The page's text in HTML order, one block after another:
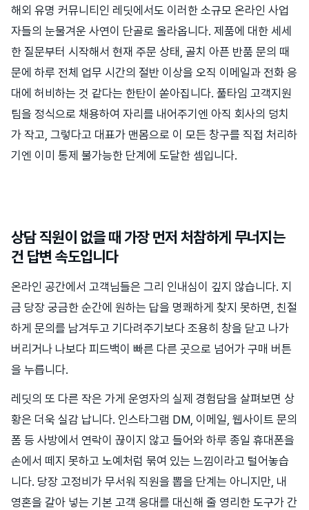
해외 유명 커뮤니티인 레딧에서도 이러한 소규모 온라인 사업
자들의 눈물겨운 사연이 단골로 올라옵니다. 제품에 대한 세세
한 질문부터 시작해서 현재 주문 상태, 골치 아픈 반품 문의 때
문에 하루 전체 업무 시간의 절반 이상을 오직 이메일과 전화 응
대에 허비하는 것 같다는 한탄이 쏟아집니다. 풀타임 고객지원
팀을 정식으로 채용하여 자리를 내어주기엔 아직 회사의 덩치
가 작고, 그렇다고 대표가 맨몸으로 이 모든 창구를 직접 처리하
기엔 이미 통제 불가능한 단계에 도달한 셈입니다.
상담 직원이 없을 때 가장 먼저 처참하게 무너지는
건 답변 속도입니다
온라인 공간에서 고객님들은 그리 인내심이 깊지 않습니다. 지
금 당장 궁금한 순간에 원하는 답을 명쾌하게 찾지 못하면, 친절
하게 문의를 남겨두고 기다려주기보다 조용히 창을 닫고 나가
버리거나 나보다 피드백이 빠른 다른 곳으로 넘어가 구매 버튼
을 누릅니다.
레딧의 또 다른 작은 가게 운영자의 실제 경험담을 살펴보면 상
황은 더욱 실감 납니다. 인스타그램 DM, 이메일, 웹사이트 문의
폼 등 사방에서 연락이 끊이지 않고 들어와 하루 종일 휴대폰을
손에서 떼지 못하고 노예처럼 묶여 있는 느낌이라고 털어놓습
니다. 당장 고정비가 무서워 직원을 뽑을 단계는 아니지만, 내
영혼을 갈아 넣는 기본 고객 응대를 대신해 줄 영리한 도구가 간